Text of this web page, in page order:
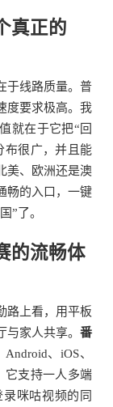
真正的
于线路质量。普
度要求极高。我
就在于它把“回
布很广，并且能
美、欧洲还是澳
畅的入口，一键
”了。
的流畅体
路上看，用平板
家人共享。 番
、iOS、
它支持一人多端
咪咕视频的同